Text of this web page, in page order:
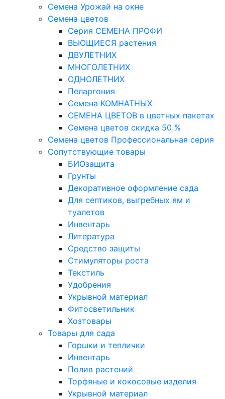
Семена Урожай на окне
Семена цветов
Cерия CЕМЕНА ПРОФИ
ВЬЮЩИЕСЯ растения
ДВУЛЕТНИХ
МНОГОЛЕТНИХ
ОДНОЛЕТНИХ
Пеларгония
Семена КОМНАТНЫХ
СЕМЕНА ЦВЕТОВ в цветных пакетах
Семена цветов скидка 50 %
Семена цветов Профессиональная серия
Сопутствующие товары
БИОзащита
Грунты
Декоративное оформление сада
Для септиков, выгребных ям и
туалетов
Инвентарь
Литература
Средство защиты
Стимуляторы роста
Текстиль
Удобрения
Укрывной материал
Фитосветильник
Хозтовары
Товары для сада
Горшки и теплички
Инвентарь
Полив растений
Торфяные и кокосовые изделия
Укрывной материал